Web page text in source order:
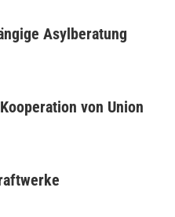
Asylberatung
von Union